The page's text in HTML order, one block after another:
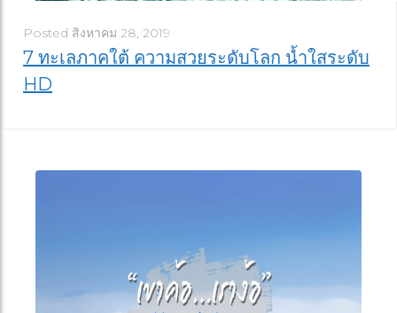
Posted สิงหาคม 28, 2019
7 ทะเลภาคใต้ ความสวยระดับโลก น้ำใสระดับ
HD